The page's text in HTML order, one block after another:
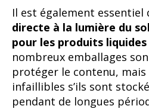
Il est également essentiel
directe à la lumière du
pour les produits
nombreux emballages
protéger le contenu,
infaillibles s’ils sont
pendant de longues